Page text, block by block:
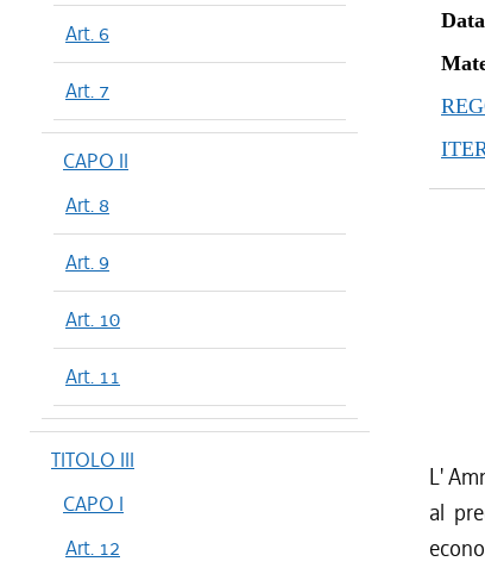
Art. 6
Art. 7
CAPO II
Art. 8
Art. 9
Art. 10
Art. 11
TITOLO III
CAPO I
Art. 12
L'
al